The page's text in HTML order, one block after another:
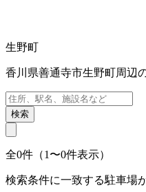
生野町
香川県善通寺市生野町周辺
検索
全0件（1〜0件表示）
検索条件に一致する駐車場